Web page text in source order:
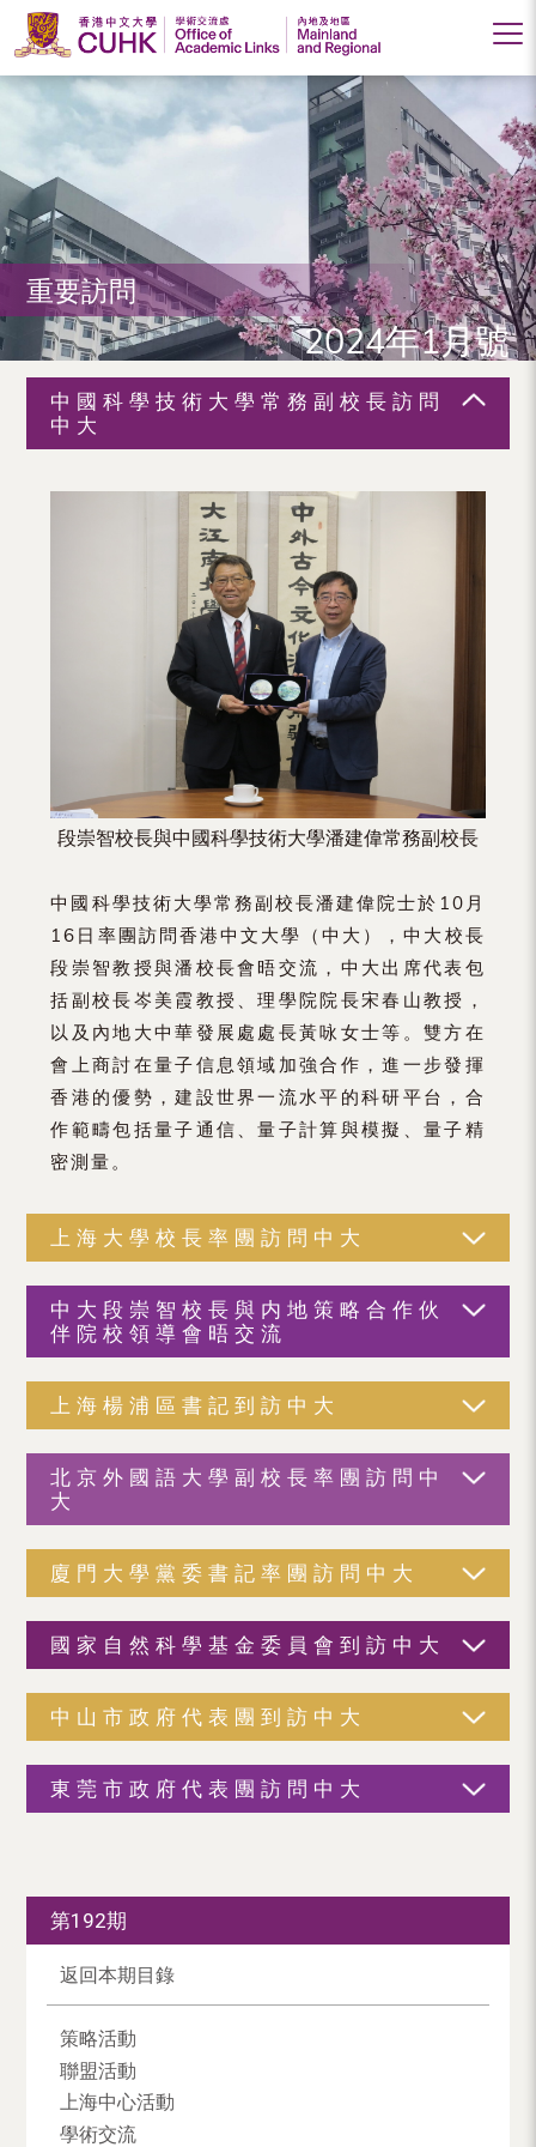
香
港
中
文
大
學
學
術
重要訪問
2024年1月號
中國科學技術大學常務副校長訪問
中大
段崇智校長與中國科學技術大學潘建偉常務副校長
中國科學技術大學常務副校長潘建偉院士於10月
16日率團訪問香港中文大學（中大），中大校長
段崇智教授與潘校長會晤交流，中大出席代表包
括副校長岑美霞教授、理學院院長宋春山教授，
以及內地大中華發展處處長黃咏女士等。雙方在
會上商討在量子信息領域加強合作，進一步發揮
香港的優勢，建設世界一流水平的科研平台，合
作範疇包括量子通信、量子計算與模擬、量子精
密測量。
上海大學校長率團訪問中大
中大段崇智校長與内地策略合作伙
伴院校領導會晤交流
上海楊浦區書記到訪中大
北京外國語大學副校長率團訪問中
大
廈門大學黨委書記率團訪問中大
國家自然科學基金委員會到訪中大
中山市政府代表團到訪中大
東莞市政府代表團訪問中大
第192期
返回本期目錄
策略活動
聯盟活動
上海中心活動
學術交流